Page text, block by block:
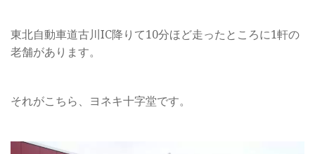
東北自動車道古川IC降りて10分ほど走ったところに1軒の
老舗があります。
それがこちら、ヨネキ十字堂です。